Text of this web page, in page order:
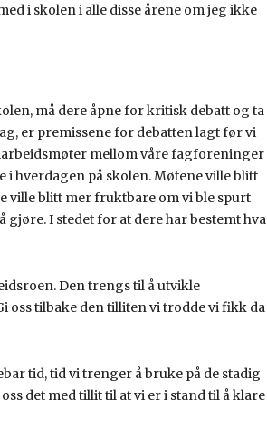
i skolen i alle disse årene om jeg ikke
må dere åpne for kritisk debatt og ta
er premissene for debatten lagt før vi
mellom våre fagforeninger
i hverdagen på skolen. Møtene ville blitt
ville blitt mer fruktbare om vi ble spurt
I stedet for at dere har bestemt hva
Den trengs til å utvikle
oss tilbake den tilliten vi trodde vi fikk da
tid, tid vi trenger å bruke på de stadig
det med tillit til at vi er i stand til å klare